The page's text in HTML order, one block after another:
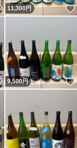
いいね！
11,300円
いいね！
9,500円